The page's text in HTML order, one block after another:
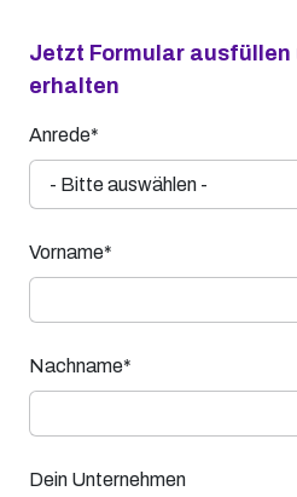
Jetzt Formular ausfüllen
erhalten
Anrede*
Vorname*
Nachname*
Dein Unternehmen